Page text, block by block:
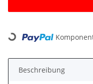
Loading...
Beschreibung